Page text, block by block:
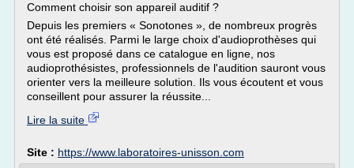
Comment choisir son appareil auditif ?
Depuis les premiers « Sonotones », de nombreux progrès
ont été réalisés. Parmi le large choix d'audioprothèses qui
vous est proposé dans ce catalogue en ligne, nos
audioprothésistes, professionnels de l'audition sauront vous
orienter vers la meilleure solution. Ils vous écoutent et vous
conseillent pour assurer la réussite...
Lire la suite
Site : https://www.laboratoires-unisson.com